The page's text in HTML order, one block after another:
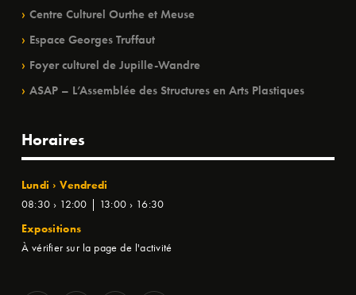
Centre Culturel Ourthe et Meuse
Espace Georges Truffaut
Foyer culturel de Jupille-Wandre
ASAP – L’Assemblée des Structures en Arts Plastiques
Horaires
Lundi › Vendredi
08:30 › 12:00 | 13:00 › 16:30
Expositions
À vérifier sur la page de l'activité